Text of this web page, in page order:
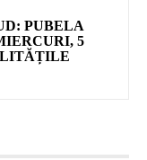
PUBELA
5